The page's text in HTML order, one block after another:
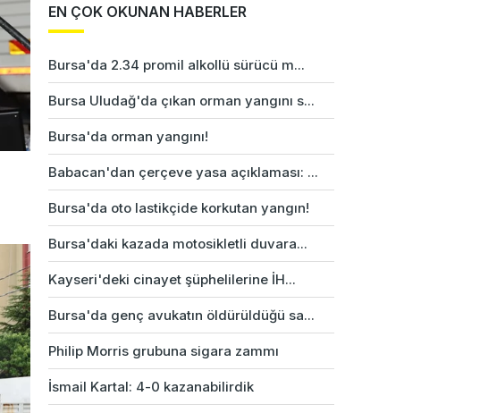
EN ÇOK OKUNAN HABERLER
Bursa'da 2.34 promil alkollü sürücü m...
Bursa Uludağ'da çıkan orman yangını s...
Bursa'da orman yangını!
Babacan'dan çerçeve yasa açıklaması: ...
Bursa'da oto lastikçide korkutan yangın!
Bursa'daki kazada motosikletli duvara...
Kayseri'deki cinayet şüphelilerine İH...
Bursa'da genç avukatın öldürüldüğü sa...
Philip Morris grubuna sigara zammı
İsmail Kartal: 4-0 kazanabilirdik